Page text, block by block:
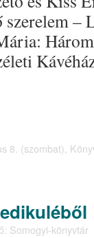
–
8. (szombat)
Somogyi-könyvtár